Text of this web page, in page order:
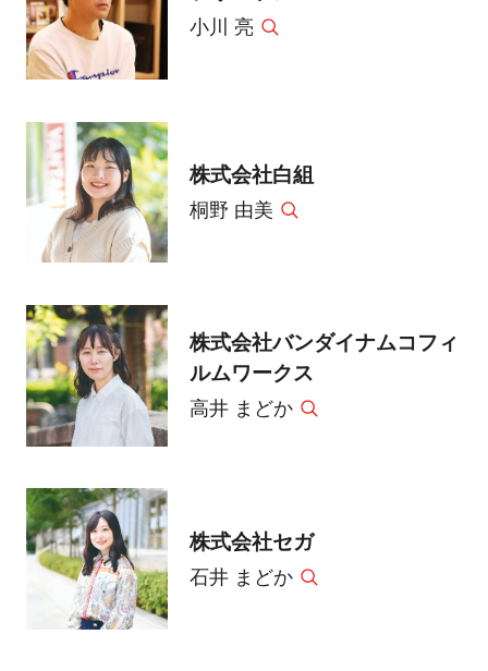
小川 亮
株式会社白組
桐野 由美
株式会社バンダイナムコフィ
ルムワークス
高井 まどか
株式会社セガ
石井 まどか